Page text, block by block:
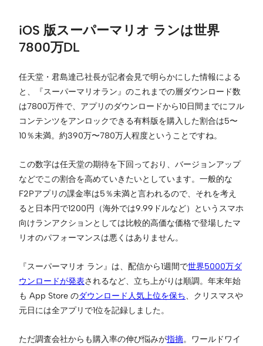
iOS 版スーパーマリオ ランは世界
7800万DL
任天堂・君島達己社長が記者会見で明らかにした情報による
と、『スーパーマリオラン』のこれまでの層ダウンロード数
は7800万件で、アプリのダウンロードから10日間までにフル
コンテンツをアンロックできる有料版を購入した割合は5〜
10％未満。約390万〜780万人程度ということですね。
この数字は任天堂の期待を下回っており、バージョンアップ
などでこの割合を高めていきたいとしています。一般的な
F2Pアプリの課金率は5％未満と言われるので、それを考え
ると日本円で1200円（海外では9.99ドルなど）というスマホ
向けランアクションとしては比較的高価な価格で登場したマ
リオのパフォーマンスは悪くはありません。
『スーパーマリオ ラン』は、配信から1週間で世界5000万ダ
ウンロードが発表されるなど、立ち上がりは順調。年末年始
も App Store のダウンロード人気上位を保ち 、クリスマスや
元日には全アプリで1位を記録しました。
ただ調査会社からも購入率の伸び悩みが指摘。ワールドワイ